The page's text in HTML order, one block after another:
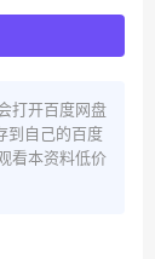
打开百度网盘
到自己的百度
看本资料低价